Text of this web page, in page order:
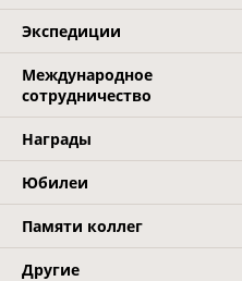
Экспедиции
Международное
сотрудничество
Награды
Юбилеи
Памяти коллег
Другие